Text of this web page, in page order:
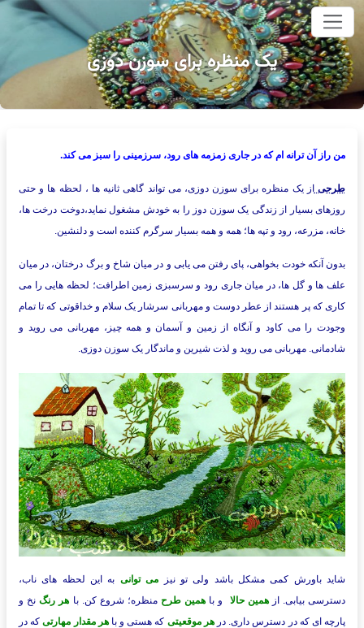
اصلی
یک منظره برای سوزن دوزی
من راز آن ترانه ام که در جاری زمزمه های رود، سرزمینی را سبز می کند.
طرحی از یک منظره برای سوزن دوزی، می تواند گاهی ثانیه ها ، لحظه ها و حتی
روزهای بسیار از زندگی یک سوزن دوز را به خودش مشغول نماید،دوخت درخت ها،
خانه، مزرعه، رود و تپه ها؛ همه و همه بسیار سرگرم کننده است و دلنشین.
بدون آنکه خودت بخواهی، پای رفتن می یابی و در میان شاخ و برگ درختان، در میان
علف ها و گل ها، در میان جاری رود و سرسبزی زمین اطرافت؛ لحظه هایی را می
کاری که پر هستند از عطر دوست و مهربانی سرشار یک سلام و خداقوتی که تا تمام
وجودت را می کاود و آنگاه از زمین و آسمان و همه چیز، مهربانی می روید و
شادمانی. مهربانی می روید و لذت شیرین و ماندگار یک سوزن دوزی.
شاید باورش کمی مشکل باشد ولی تو نیز می توانی به این لحظه های ناب،
دسترسی بیابی. ازهمین حالا و با همین طرح منظره؛ شروع کن. با هر رنگنخ و
پارچه ای که در دسترس داری. درهر موقعیتی که هستی و باهر مقدار مهارتی که در